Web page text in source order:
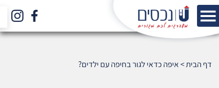
דף הבית>איפה כדאי לגור בחיפה עם ילדים?